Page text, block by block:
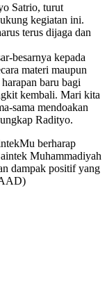
Satrio, turut
kegiatan ini.
terus dijaga dan
besarnya kepada
materi maupun
baru bagi
kembali. Mari kita
sama mendoakan
Radityo.
berharap
Muhammadiyah
dampak positif yang